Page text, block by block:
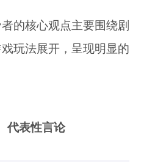
的核心观点主要围绕剧
玩法展开，呈现明显的
代表性言论